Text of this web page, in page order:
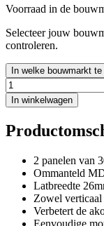
Voorraad in de
Selecteer jouw
controleren.
In welke bouwmarkt
In winkelwagen
2 panelen van
Ommanteld
Latbreedte
Zowel
Verbetert de
Eenvoudige